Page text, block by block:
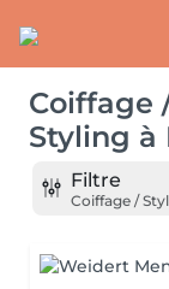
Coiffage
Styling à
Filtre
Coiffage /